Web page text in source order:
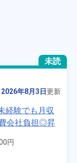
未読
2026年8月3日更新
経験でも月収
会社負担◎昇
動車製造の各
円